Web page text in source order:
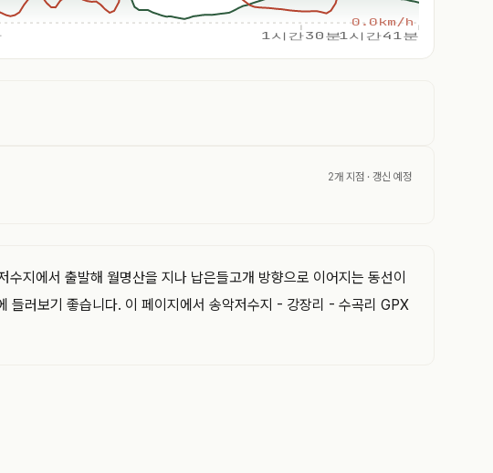
1시간30분1시간41분
0.0km/h
2개 지점 · 갱신 예정
지에서 출발해 월명산을 지나 납은들고개 방향으로 이어지는 동선이
들러보기 좋습니다. 이 페이지에서 송악저수지 - 강장리 - 수곡리 GPX